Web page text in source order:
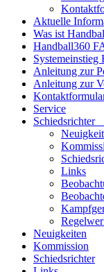
Aktuelle
Was ist
Handball360
Systemeinstieg
Anleitung zur
Anleitung zur
Service
Schiedsrichter
Links
Neuigkeiten
Kommission
Schiedsrichter